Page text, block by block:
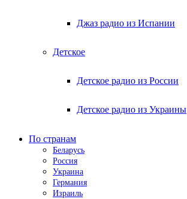
Джаз радио из Испании
Детское
Детское радио из России
Детское радио из Украины
По странам
Беларусь
Россия
Украина
Германия
Израиль